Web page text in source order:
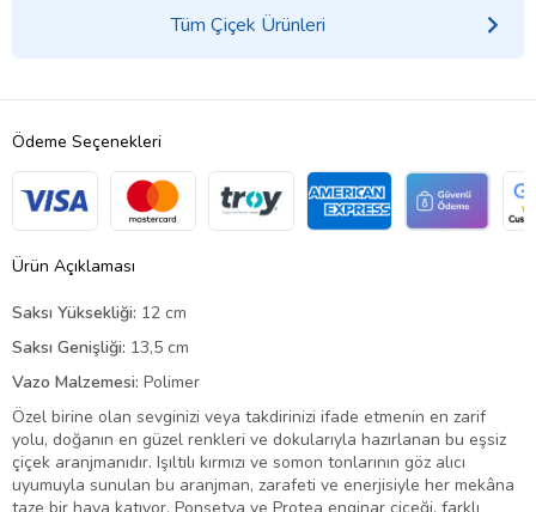
Tüm Çiçek Ürünleri
Ödeme Seçenekleri
Ürün Açıklaması
Saksı Yüksekliği: 12 cm
Saksı Genişliği: 13,5 cm
Vazo Malzemesi: Polimer
Özel birine olan sevginizi veya takdirinizi ifade etmenin en zarif
yolu, doğanın en güzel renkleri ve dokularıyla hazırlanan bu eşsiz
çiçek aranjmanıdır. Işıltılı kırmızı ve somon tonlarının göz alıcı
uyumuyla sunulan bu aranjman, zarafeti ve enerjisiyle her mekâna